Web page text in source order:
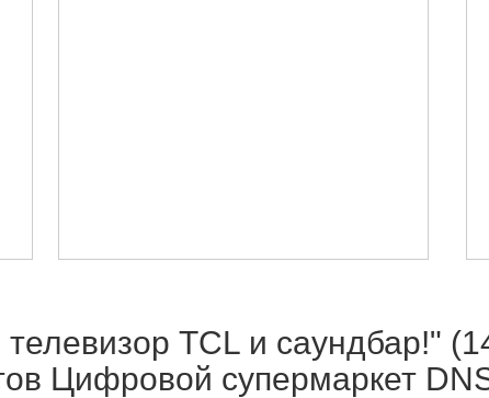
TCL и саундбар!"
Цифровой супермаркет